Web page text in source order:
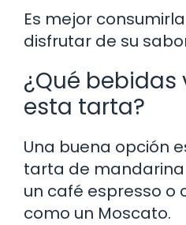
Es mejor
disfrutar de su
¿Qué
esta tarta?
Una buena opción
tarta de
un café espresso o
como un Moscato.